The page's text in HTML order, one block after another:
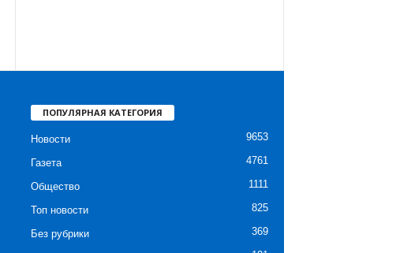
ПОПУЛЯРНАЯ КАТЕГОРИЯ
Новости 9653
Газета 4761
Общество 1111
Топ новости 825
Без рубрики 369